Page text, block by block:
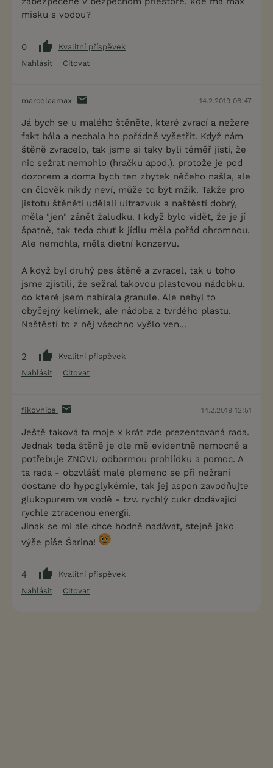
misku s vodou?
0
Kvalitní příspěvek
Nahlásit
Citovat
marcelaamax 14.2.2019 08:47
Já bych se u malého štěněte, které zvrací a nežere
fakt bála a nechala ho pořádně vyšetřit. Když nám
štěně zvracelo, tak jsme si taky byli téměř jisti, že
nic sežrat nemohlo (hračku apod.), protože je pod
dozorem a doma bych ten zbytek něčeho našla, ale
on člověk nikdy neví, může to být mžik. Takže pro
jistotu štěněti udělali ultrazvuk a naštěstí dobrý,
měla "jen" zánět žaludku. I když bylo vidět, že je jí
špatně, tak teda chuť k jídlu měla pořád ohromnou.
Ale nemohla, měla dietní konzervu.
A když byl druhý pes štěně a zvracel, tak u toho
jsme zjistili, že sežral takovou plastovou nádobku,
do které jsem nabírala granule. Ale nebyl to
obyčejný kelímek, ale nádoba z tvrdého plastu.
Naštěstí to z něj všechno vyšlo ven...
2
Kvalitní příspěvek
Nahlásit
Citovat
fikovnice 14.2.2019 12:51
Ještě taková ta moje x krát zde prezentovaná rada.
Jednak teda štěně je dle mě evidentně nemocné a
potřebuje ZNOVU odbormou prohlídku a pomoc. A
ta rada - obzvlášť malé plemeno se při nežraní
dostane do hypoglykémie, tak jej aspon zavodňujte
glukopurem ve vodě - tzv. rychlý cukr dodávající
rychle ztracenou energii.
Jinak se mi ale chce hodně nadávat, stejně jako
výše píše Šarina!
4
Kvalitní příspěvek
Nahlásit
Citovat